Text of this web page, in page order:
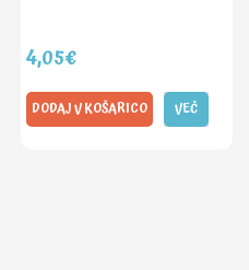
4,05€
DODAJ V KOŠARICO VEČ